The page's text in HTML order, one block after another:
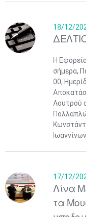
18/12/
Η
σήμερα,
00,
Λουτρού
Ιωαννίνων
17/12/
Λίνα
τα